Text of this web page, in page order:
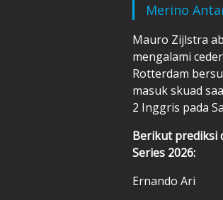
Merino
Mauro Zijlstra
mengalami
Rotterdam
masuk skuad
2 Inggris pada
Berikut prediksi
Series 2026:
Ernando Ari